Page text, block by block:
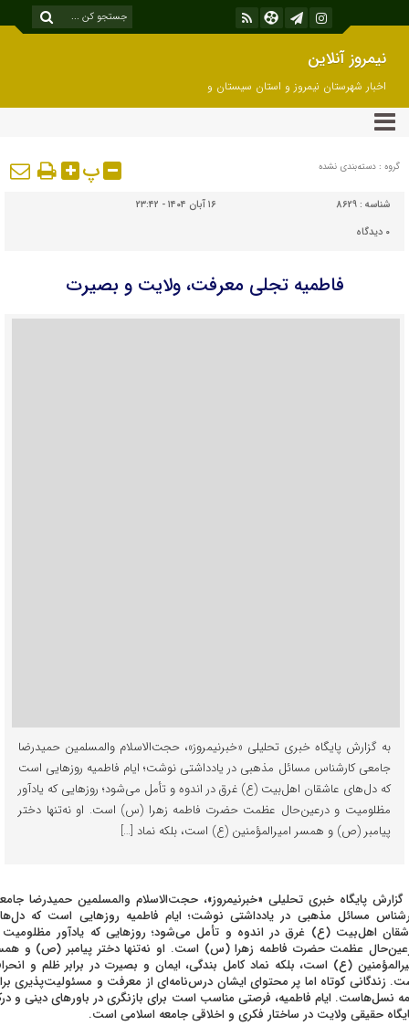
نیمروز آنلاین
اخبار شهرستان نیمروز و استان سیستان و
بلوچستان
گروه : دسته‌بندی نشده پ
شناسه : 8629
۱۶ آبان ۱۴۰۴ - ۲۳:۴۲
۰ دیدگاه
فاطمیه تجلی معرفت، ولایت و بصیرت
به گزارش پایگاه خبری تحلیلی «خبرنیمروز»، حجت‌الاسلام والمسلمین حمیدرضا
جامعی کارشناس مسائل مذهبی در یادداشتی نوشت؛ ایام فاطمیه روزهایی است
که دل‌های عاشقان اهل‌بیت (ع) غرق در اندوه و تأمل می‌شود؛ روزهایی که یادآور
مظلومیت و درعین‌حال عظمت حضرت فاطمه زهرا (س) است. او نه‌تنها دختر
پیامبر (ص) و همسر امیرالمؤمنین (ع) است، بلکه نماد […]
گزارش پایگاه خبری تحلیلی «خبرنیمروز»، حجت‌الاسلام والمسلمین حمیدرضا
مسائل مذهبی در یادداشتی نوشت؛ ایام فاطمیه روزهایی است که
اهل‌بیت (ع) غرق در اندوه و تأمل می‌شود؛ روزهایی که یادآور
عظمت حضرت فاطمه زهرا (س) است. او نه‌تنها دختر پیامبر (ص) و
(ع) است، بلکه نماد کامل بندگی، ایمان و بصیرت در برابر ظلم و
زندگانی کوتاه اما پر محتوای ایشان درس‌نامه‌ای از معرفت و مسئولیت‌پذیری
نسل‌هاست. ایام فاطمیه، فرصتی مناسب است برای بازنگری در باورهای دینی و
حقیقی ولایت در ساختار فکری و اخلاقی جامعه اسلامی است.